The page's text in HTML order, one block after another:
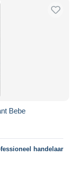
Bebe
handelaar